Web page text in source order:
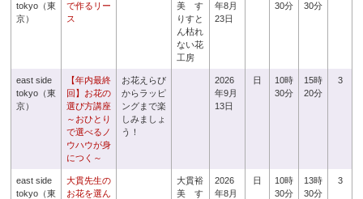
tokyo（東
京）
で作るリー
ス
美 す
りすと
ん枯れ
ない花
工房
年8月
23日
30分
30分
east side
tokyo（東
京）
【年内最終
回】お花の
選び方講座
～おひとり
で選べるノ
ウハウが身
につく～
お花えらび
からラッピ
ングまで楽
しみましょ
う！
2026
年9月
13日
日
10時
30分
15時
20分
3
east side
tokyo（東
大貫先生の
お花を選ん
大貫裕
美 す
2026
年8月
日
10時
30分
13時
30分
3